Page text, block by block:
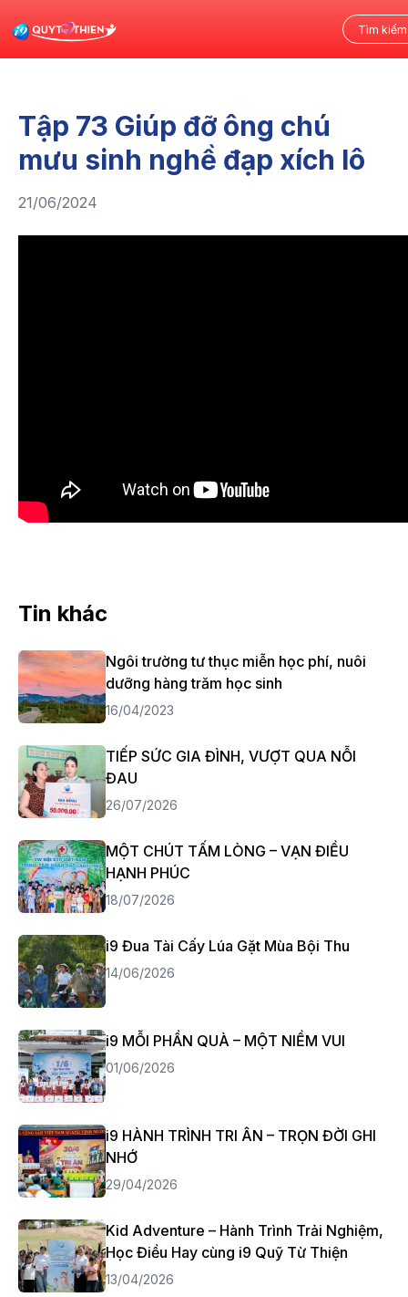
Tập 73 Giúp đỡ ông chú
mưu sinh nghề đạp xích lô
21/06/2024
Tin khác
Ngôi trường tư thục miễn học phí, nuôi
dưỡng hàng trăm học sinh
16/04/2023
TIẾP SỨC GIA ĐÌNH, VƯỢT QUA NỖI
ĐAU
26/07/2026
MỘT CHÚT TẤM LÒNG – VẠN ĐIỀU
HẠNH PHÚC
18/07/2026
i9 Đua Tài Cấy Lúa Gặt Mùa Bội Thu
14/06/2026
i9 MỖI PHẦN QUÀ – MỘT NIỀM VUI
01/06/2026
i9 HÀNH TRÌNH TRI ÂN – TRỌN ĐỜI GHI
NHỚ
29/04/2026
Kid Adventure – Hành Trình Trải Nghiệm,
Học Điều Hay cùng i9 Quỹ Từ Thiện
13/04/2026